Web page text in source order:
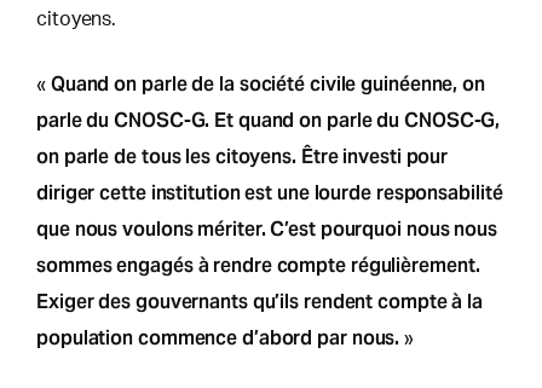
citoyens.
« Quand on parle de la société civile guinéenne, on
parle du CNOSC-G. Et quand on parle du CNOSC-G,
on parle de tous les citoyens. Être investi pour
diriger cette institution est une lourde responsabilité
que nous voulons mériter. C’est pourquoi nous nous
sommes engagés à rendre compte régulièrement.
Exiger des gouvernants qu’ils rendent compte à la
population commence d’abord par nous. »